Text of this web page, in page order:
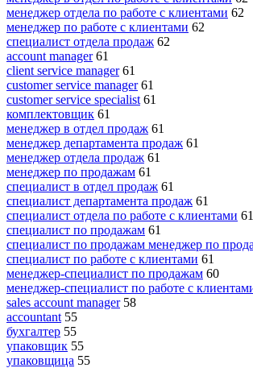
менеджер отдела по работе с клиентами 62
менеджер по работе с клиентами 62
специалист отдела продаж 62
account manager 61
client service manager 61
customer service manager 61
customer service specialist 61
комплектовщик 61
менеджер в отдел продаж 61
менеджер департамента продаж 61
менеджер отдела продаж 61
менеджер по продажам 61
специалист в отдел продаж 61
специалист департамента продаж 61
специалист отдела по работе с клиентами 61
специалист по продажам 61
специалист по продажам менеджер по
специалист по работе с клиентами 61
менеджер-специалист по продажам 60
менеджер-специалист по работе с
sales account manager 58
accountant 55
бухгалтер 55
упаковщик 55
упаковщица 55